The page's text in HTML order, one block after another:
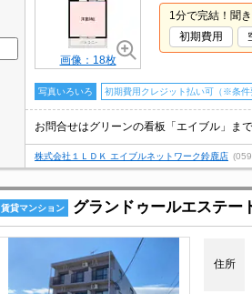
画像：18枚
1分で完結！聞
初期費用
写真いろいろ 初期費用クレジット払い可（※条件
株式会社１ＬＤＫ エイブルネットワーク鈴鹿店
賃貸マンション グランドゥールエステー
住所